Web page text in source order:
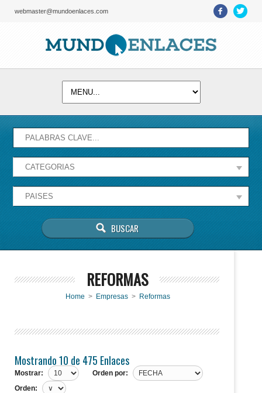
webmaster@mundoenlaces.com
correctamente.
REFORMAS
Home > Empresas > Reformas
Mostrando 10 de 475 Enlaces
Mostrar:
Orden por:
Orden: